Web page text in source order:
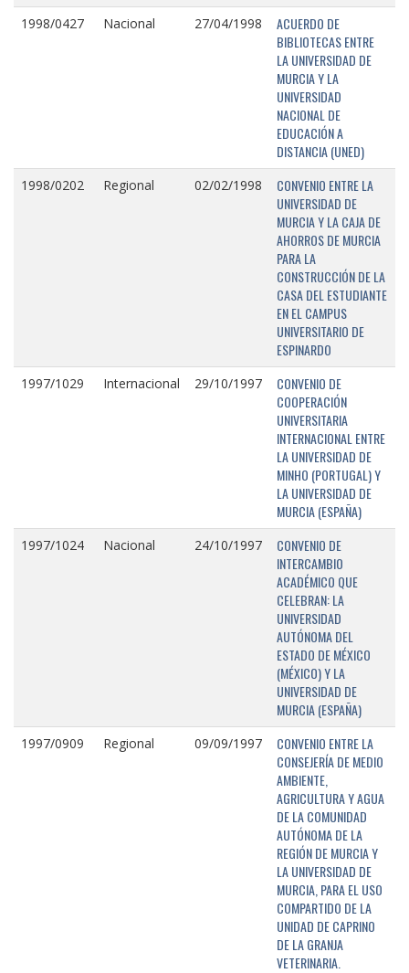
1998/0427 Nacional 27/04/1998
ACUERDO DE
BIBLIOTECAS ENTRE
LA UNIVERSIDAD DE
MURCIA Y LA
UNIVERSIDAD
NACIONAL DE
EDUCACIÓN A
DISTANCIA (UNED)
1998/0202 Regional 02/02/1998
CONVENIO ENTRE LA
UNIVERSIDAD DE
MURCIA Y LA CAJA DE
AHORROS DE MURCIA
PARA LA
CONSTRUCCIÓN DE LA
CASA DEL ESTUDIANTE
EN EL CAMPUS
UNIVERSITARIO DE
ESPINARDO
1997/1029 Internacional 29/10/1997
CONVENIO DE
COOPERACIÓN
UNIVERSITARIA
INTERNACIONAL ENTRE
LA UNIVERSIDAD DE
MINHO (PORTUGAL) Y
LA UNIVERSIDAD DE
MURCIA (ESPAÑA)
1997/1024 Nacional 24/10/1997
CONVENIO DE
INTERCAMBIO
ACADÉMICO QUE
CELEBRAN: LA
UNIVERSIDAD
AUTÓNOMA DEL
ESTADO DE MÉXICO
(MÉXICO) Y LA
UNIVERSIDAD DE
MURCIA (ESPAÑA)
1997/0909 Regional 09/09/1997
CONVENIO ENTRE LA
CONSEJERÍA DE MEDIO
AMBIENTE,
AGRICULTURA Y AGUA
DE LA COMUNIDAD
AUTÓNOMA DE LA
REGIÓN DE MURCIA Y
LA UNIVERSIDAD DE
MURCIA, PARA EL USO
COMPARTIDO DE LA
UNIDAD DE CAPRINO
DE LA GRANJA
VETERINARIA.